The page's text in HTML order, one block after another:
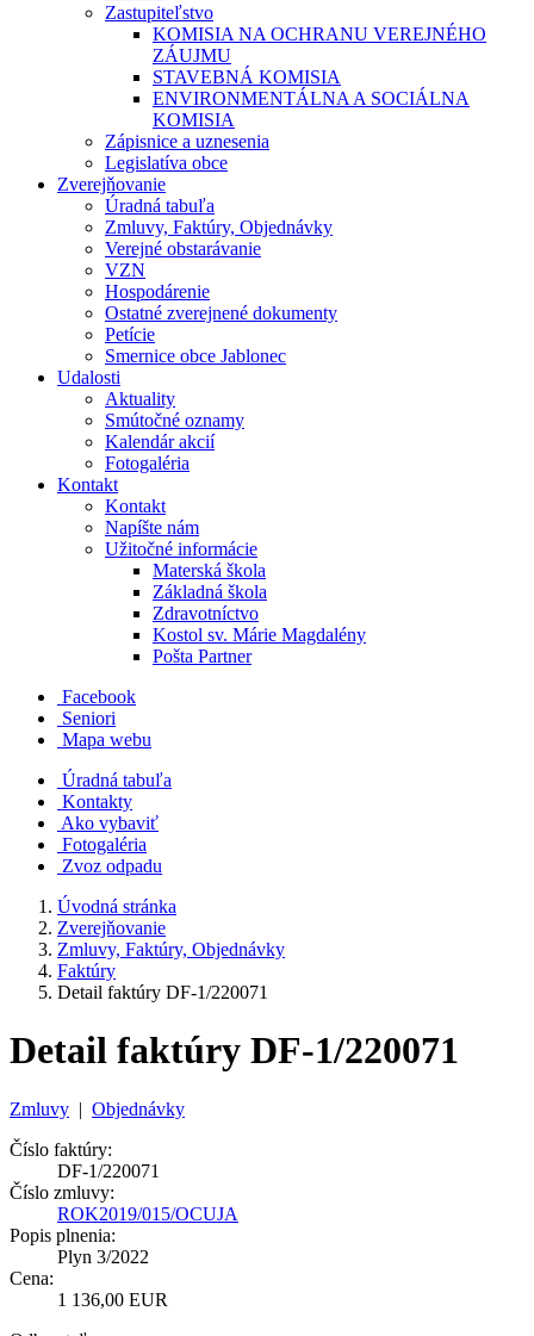
Zastupiteľstvo
KOMISIA NA OCHRANU VEREJNÉHO
ZÁUJMU
STAVEBNÁ KOMISIA
ENVIRONMENTÁLNA A SOCIÁLNA
KOMISIA
Zápisnice a uznesenia
Legislatíva obce
Zverejňovanie
Úradná tabuľa
Zmluvy, Faktúry, Objednávky
Verejné obstarávanie
VZN
Hospodárenie
Ostatné zverejnené dokumenty
Petície
Smernice obce Jablonec
Udalosti
Aktuality
Smútočné oznamy
Kalendár akcií
Fotogaléria
Kontakt
Kontakt
Napíšte nám
Užitočné informácie
Materská škola
Základná škola
Zdravotníctvo
Kostol sv. Márie Magdalény
Pošta Partner
Facebook
Seniori
Mapa webu
Úradná tabuľa
Kontakty
Ako vybaviť
Fotogaléria
Zvoz odpadu
Úvodná stránka
Zverejňovanie
Zmluvy, Faktúry, Objednávky
Faktúry
Detail faktúry DF-1/220071
Detail faktúry DF-1/220071
Zmluvy | Objednávky
Číslo faktúry:
DF-1/220071
Číslo zmluvy:
ROK2019/015/OCUJA
Popis plnenia:
Plyn 3/2022
Cena:
1 136,00 EUR